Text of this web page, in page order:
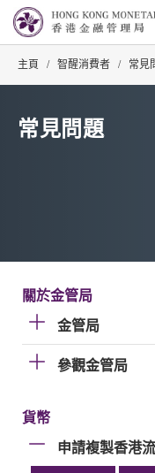
主頁 / 智醒消費者 / 常見
常見問題
關於金管局
金管局
參觀金管局
貨幣
申請複製香港